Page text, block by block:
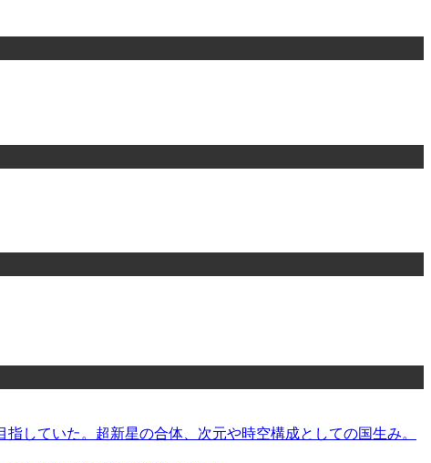
していた。超新星の合体、次元や時空構成としての国生み。